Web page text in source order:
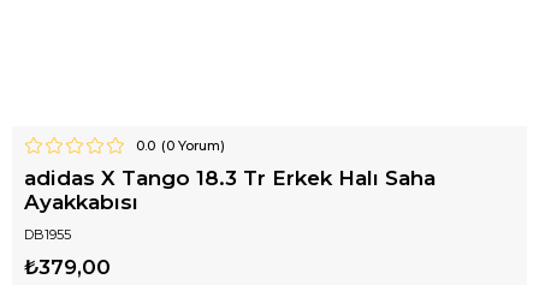
0.0 (0Yorum)
adidas X Tango 18.3 Tr Erkek Halı Saha
Ayakkabısı
DB1955
₺379,00